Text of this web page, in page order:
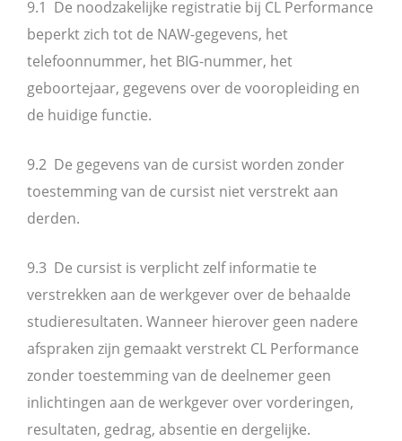
9.1 De noodzakelijke registratie bij CL Performance
beperkt zich tot de NAW-gegevens, het
telefoonnummer, het BIG-nummer, het
geboortejaar, gegevens over de vooropleiding en
de huidige functie.
9.2 De gegevens van de cursist worden zonder
toestemming van de cursist niet verstrekt aan
derden.
9.3 De cursist is verplicht zelf informatie te
verstrekken aan de werkgever over de behaalde
studieresultaten. Wanneer hierover geen nadere
afspraken zijn gemaakt verstrekt CL Performance
zonder toestemming van de deelnemer geen
inlichtingen aan de werkgever over vorderingen,
resultaten, gedrag, absentie en dergelijke.